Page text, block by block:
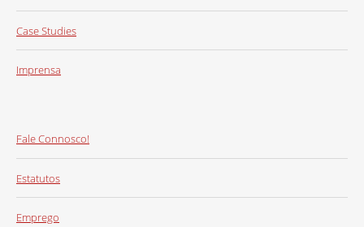
Case Studies
Imprensa
Fale Connosco!
Estatutos
Emprego